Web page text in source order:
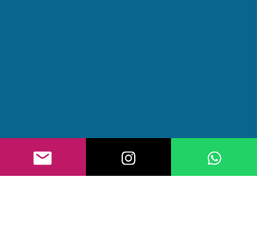
CLÍNICA TRAUMASPORT